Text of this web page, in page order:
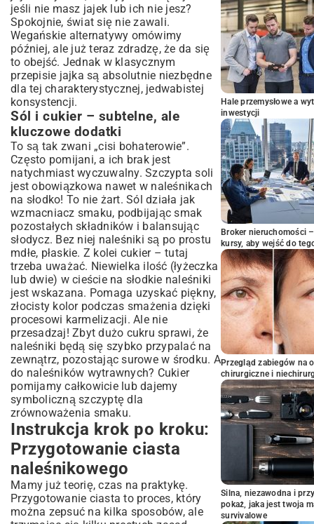
jeśli nie masz jajek lub ich nie jesz?
Spokojnie, świat się nie zawali.
Wegańskie alternatywy omówimy
później, ale już teraz zdradzę, że da się
to obejść. Jednak w klasycznym
przepisie jajka są absolutnie niezbędne
dla tej charakterystycznej, jedwabistej
konsystencji.
Sól i cukier – subtelne, ale
kluczowe dodatki
To są tak zwani „cisi bohaterowie”.
Często pomijani, a ich brak jest
natychmiast wyczuwalny. Szczypta soli
jest obowiązkowa nawet w naleśnikach
na słodko! To nie żart. Sól działa jak
wzmacniacz smaku, podbijając smak
pozostałych składników i balansując
słodycz. Bez niej naleśniki są po prostu
mdłe, płaskie. Z kolei cukier – tutaj
trzeba uważać. Niewielka ilość (łyżeczka
lub dwie) w cieście na słodkie naleśniki
jest wskazana. Pomaga uzyskać piękny,
złocisty kolor podczas smażenia dzięki
procesowi karmelizacji. Ale nie
przesadzaj! Zbyt dużo cukru sprawi, że
naleśniki będą się szybko przypalać na
zewnątrz, pozostając surowe w środku. A
do naleśników wytrawnych? Cukier
pomijamy całkowicie lub dajemy
symboliczną szczyptę dla
zrównoważenia smaku.
Instrukcja krok po kroku:
Przygotowanie ciasta
naleśnikowego
Mamy już teorię, czas na praktykę.
Przygotowanie ciasta to proces, który
można zepsuć na kilka sposobów, ale
Hale przemysłowe a
inwestycji
Broker nieruchomości
kursy, aby wejść do
Przegląd zabiegów na
chirurgiczne i
Silna, niezawodna i
pokaż, jaka jest twoja
survivalowe